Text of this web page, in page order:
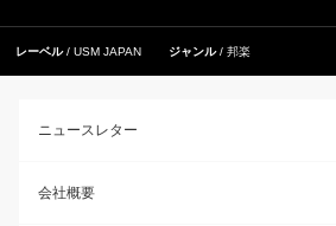
レーベル USM JAPAN ジャンル 邦楽
ニュースレター
会社概要